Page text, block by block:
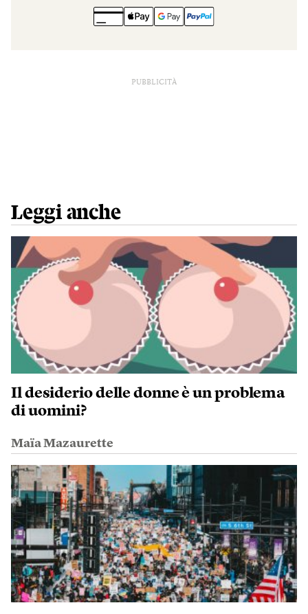
PUBBLICITÀ
Leggi anche
Il desiderio delle donne è un problema
di uomini?
Maïa Mazaurette